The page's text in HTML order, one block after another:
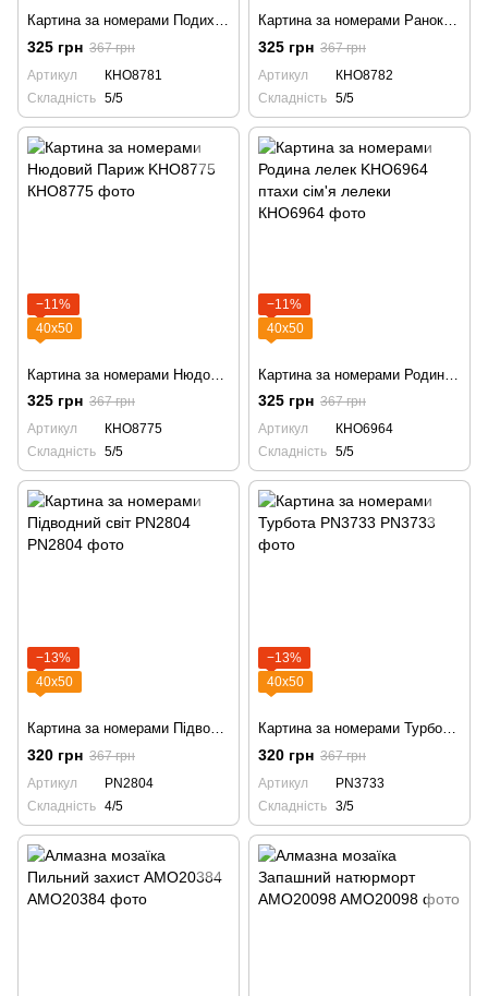
Картина за номерами Подих океану KHO8781
325 грн 367 грн
Артикул
КНО8781
Складність 5/5
Картина за номерами Ранок мрії біля моря KHO8782
325 грн 367 грн
Артикул
КНО8782
Складність 5/5
−11%
40х50
325 грн 367 грн
Артикул
КНО8775
Складність 5/5
−11%
40х50
325 грн 367 грн
Артикул
КНО6964
Складність 5/5
−13%
40х50
Картина за номерами Підводний світ PN2804
320 грн 367 грн
Артикул
PN2804
Складність 4/5
−13%
40х50
Картина за номерами Турбота PN3733
320 грн 367 грн
Артикул
PN3733
Складність 3/5